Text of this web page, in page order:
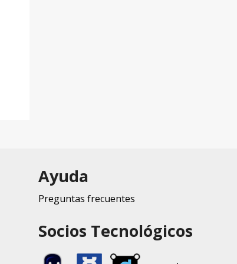
Ayuda
Preguntas frecuentes
Socios Tecnológicos